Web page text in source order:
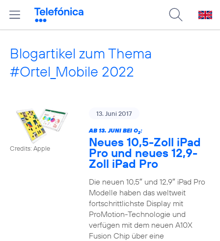
Blogartikel zum Thema
#Ortel_Mobile 2022
Credits: Apple
13. Juni 2017
AB 13. JUNI BEI O2:
Neues 10,5-Zoll iPad
Pro und neues 12,9-
Zoll iPad Pro
Die neuen 10,5″ und 12,9″ iPad Pro
Modelle haben das weltweit
fortschrittlichste Display mit
ProMotion-Technologie und
verfügen mit dem neuen A10X
Fusion Chip über eine